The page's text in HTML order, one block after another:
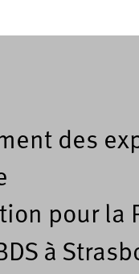
des
pour la
à